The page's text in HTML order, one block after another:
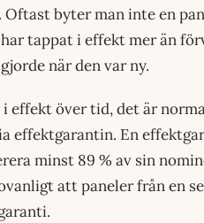
byter man inte en
tappat i effekt mer än
när den var ny.
effekt över tid, det är
effektgarantin. En
minst 89 % av sin
att paneler från en